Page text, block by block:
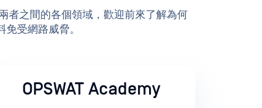
兩者之間的各個領域，歡迎前來了解為何
免受網路威脅。
OPSWAT Academy